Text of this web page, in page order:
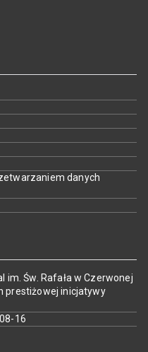
danych
Św. Rafała w Czerwonej
prestiżowej inicjatywy
16